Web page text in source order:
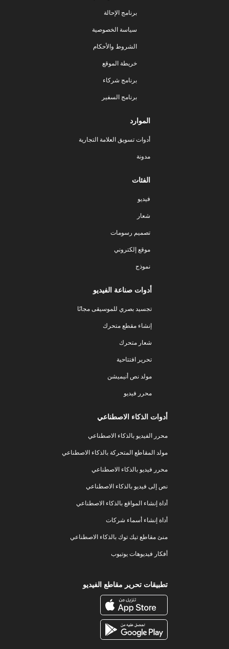
برنامج الإحالة
سياسة الخصوصية
الشروط والأحكام
خريطة الموقع
برنامج شركاء
برنامج السفير
الموارد
أدوات تسويق العلامة التجارية
مدونة
الفئات
فيديو
شعار
تصميم رسومات
موقع إلكتروني
نموذج
أدوات صناعة الفيديو
تجسيد بصري للموسيقى مجانًا
إنشاء مقطع متحرك
شعار متحرك
تحرير افتتاحية
مولد نص أنيميشن
محرر فيديو
أدوات الذكاء الاصطناعي
محرر الفيديو بالذكاء الاصطناعي
مولد المقاطع المتحركة بالذكاء الاصطناعي
محرر فيديو بالذكاء الاصطناعي
نص إلى فيديو بالذكاء الاصطناعي
أداة إنشاء المواقع بالذكاء الاصطناعي
أداة إنشاء أسماء شركات
منئ مقاطع تيك توك بالذكاء الاصطناعي
أفكار فيديوهات يوتيوب
تطبيقات تحرير مقاطع الفيديو